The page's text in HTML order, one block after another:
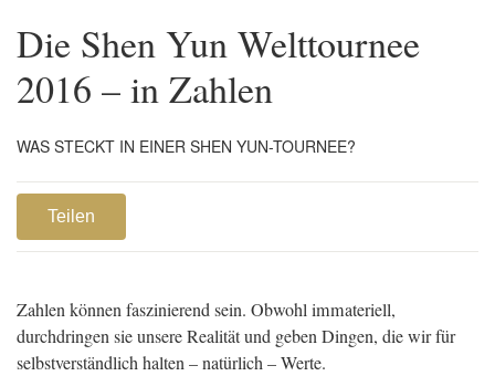
Die Shen Yun Welttournee
2016 – in Zahlen
WAS STECKT IN EINER SHEN YUN-TOURNEE?
Teilen
Zahlen können faszinierend sein. Obwohl immateriell,
durchdringen sie unsere Realität und geben Dingen, die wir für
selbstverständlich halten – natürlich – Werte.